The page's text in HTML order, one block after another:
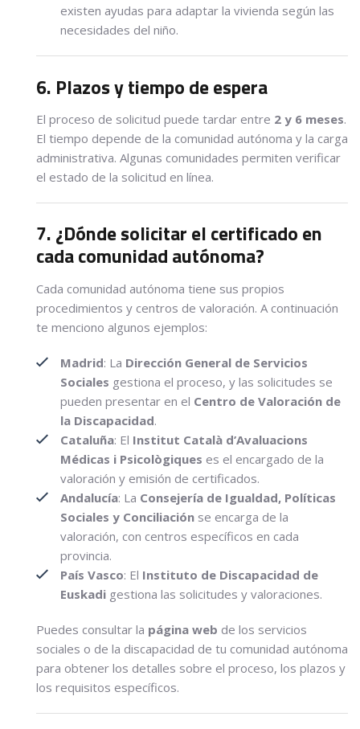
existen ayudas para adaptar la vivienda según las
necesidades del niño.
6. Plazos y tiempo de espera
El proceso de solicitud puede tardar entre 2 y 6 meses.
El tiempo depende de la comunidad autónoma y la carga
administrativa. Algunas comunidades permiten verificar
el estado de la solicitud en línea.
7. ¿Dónde solicitar el certificado en
cada comunidad autónoma?
Cada comunidad autónoma tiene sus propios
procedimientos y centros de valoración. A continuación
te menciono algunos ejemplos:
Madrid: La Dirección General de Servicios
Sociales gestiona el proceso, y las solicitudes se
pueden presentar en el Centro de Valoración de
la Discapacidad.
Cataluña: El Institut Català d’Avaluacions
Médicas i Psicològiques es el encargado de la
valoración y emisión de certificados.
Andalucía: La Consejería de Igualdad, Políticas
Sociales y Conciliación se encarga de la
valoración, con centros específicos en cada
provincia.
País Vasco: El Instituto de Discapacidad de
Euskadi gestiona las solicitudes y valoraciones.
Puedes consultar la página web de los servicios
sociales o de la discapacidad de tu comunidad autónoma
para obtener los detalles sobre el proceso, los plazos y
los requisitos específicos.